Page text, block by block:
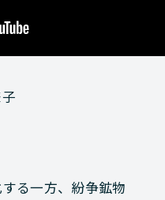
る一方、紛争鉱物